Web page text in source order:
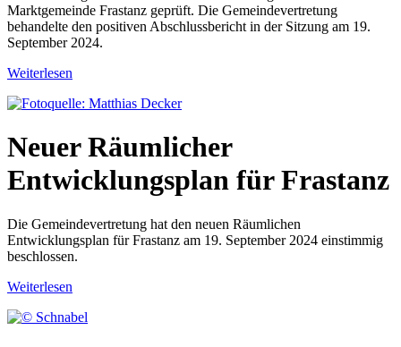
Marktgemeinde Frastanz geprüft. Die Gemeindevertretung
behandelte den positiven Abschlussbericht in der Sitzung am 19.
September 2024.
Weiterlesen
Neuer Räumlicher
Entwicklungsplan für Frastanz
Die Gemeindevertretung hat den neuen Räumlichen
Entwicklungsplan für Frastanz am 19. September 2024 einstimmig
beschlossen.
Weiterlesen